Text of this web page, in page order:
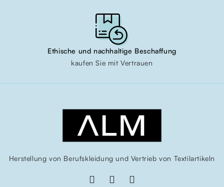
Ethische und nachhaltige Beschaffung
kaufen Sie mit Vertrauen
Herstellung von Berufskleidung und Vertrieb von Textilartikeln